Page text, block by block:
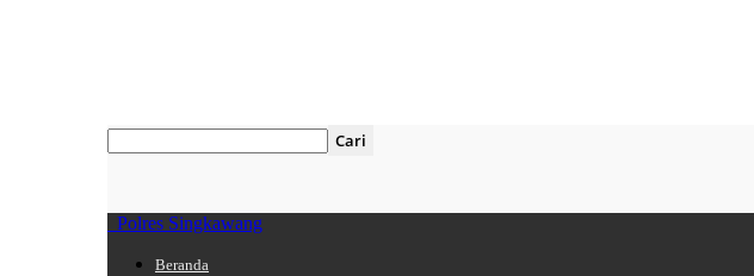
Polres Singkawang
Beranda